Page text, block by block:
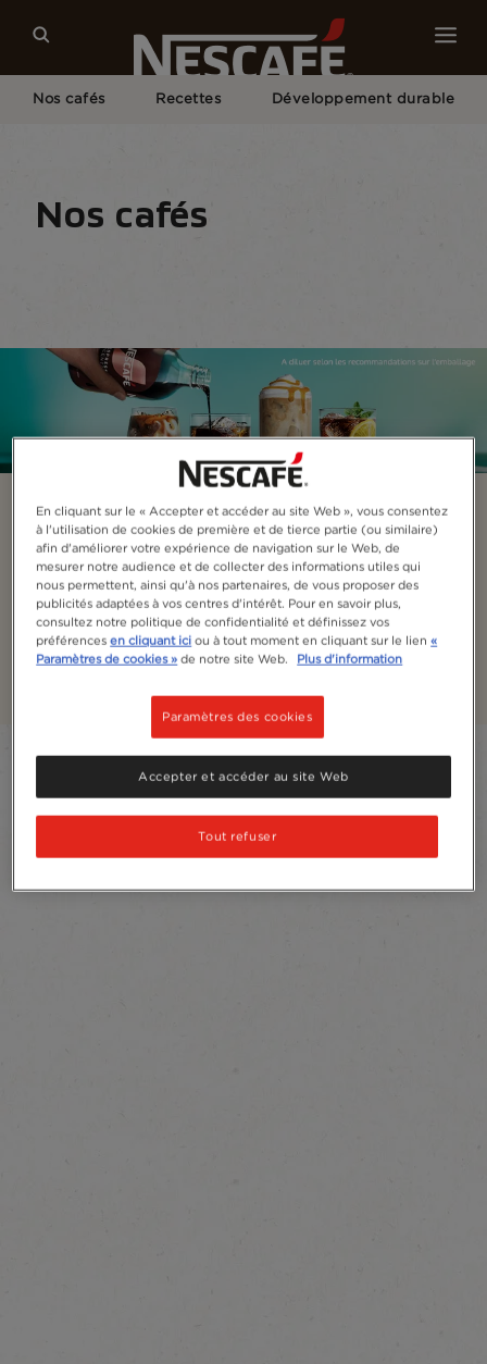
Nos cafés Recettes Développement durable
Nos cafés
Espresso Concentrate
Style
Découvre NESCAFÉ® Espresso Concentrate Style, un
concentré de café pour te préparer facilement et
rapidement de délicieux cafés glacés.
Filter
En cliquant sur le « Accepter et accéder au site Web », vous consentez
à l'utilisation de cookies de première et de tierce partie (ou similaire)
afin d'améliorer votre expérience de navigation sur le Web, de
mesurer notre audience et de collecter des informations utiles qui
nous permettent, ainsi qu'à nos partenaires, de vous proposer des
publicités adaptées à vos centres d'intérêt. Pour en savoir plus,
consultez notre politique de confidentialité et définissez vos
préférencesen cliquant ici ou à tout moment en cliquant sur le lien«
Paramètres de cookies » de notre site Web. Plus d'information
Paramètres des cookies
Tout refuser
Accepter et accéder au site Web